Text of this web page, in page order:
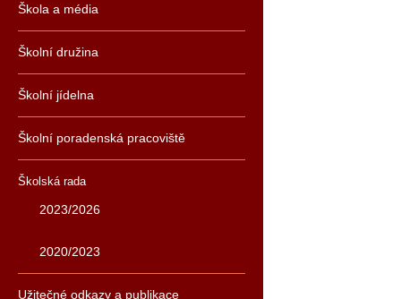
Škola a média
Školní družina
Školní jídelna
Školní poradenská pracoviště
Školská rada
2023/2026
2020/2023
Užitečné odkazy a publikace